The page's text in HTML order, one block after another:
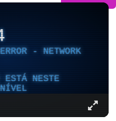
- NETWORK
ESTÁ NESTE